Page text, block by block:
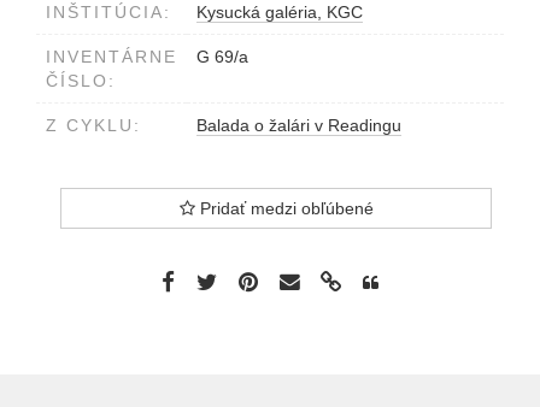
INŠTITÚCIA: Kysucká galéria, KGC
INVENTÁRNE
ČÍSLO:
G 69/a
Z CYKLU: Balada o žalári v Readingu
Pridať medzi obľúbené